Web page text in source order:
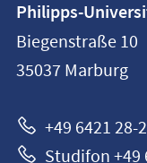
Philipps-
Universität
Marburg
Philipps-
Biegenstraße 10
35037 Marburg
+49 6421 28-
Studifon +49